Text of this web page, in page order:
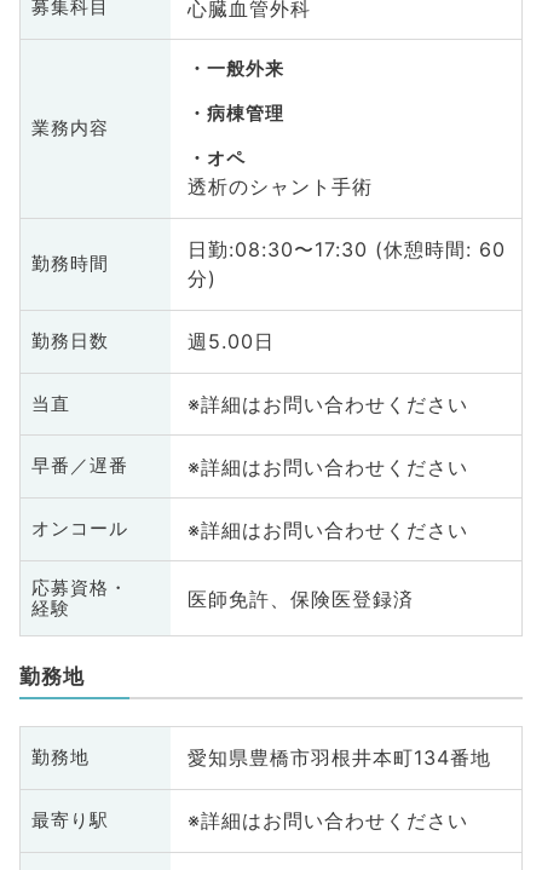
募集科目 心臓血管外科
業務内容
一般外来
病棟管理
オペ
透析のシャント手術
勤務時間
日勤:08:30〜17:30 (休憩時間: 60
分)
勤務日数 週5.00日
当直 ※詳細はお問い合わせください
早番／遅番 ※詳細はお問い合わせください
オンコール ※詳細はお問い合わせください
応募資格・
経験
医師免許、保険医登録済
勤務地
勤務地 愛知県豊橋市羽根井本町134番地
最寄り駅 ※詳細はお問い合わせください